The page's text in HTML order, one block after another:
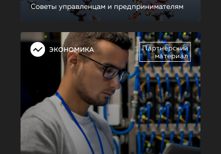
Советы управленцам и предпринимателям
ЭКОНОМИКА
Партнерский
материал